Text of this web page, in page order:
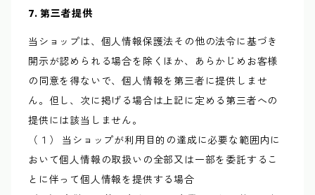
7. 第三者提供
当ショップは、個人情報保護法その他の法令に基づき
開示が認められる場合を除くほか、あらかじめお客様
の同意を得ないで、個人情報を第三者に提供しませ
ん。但し、次に掲げる場合は上記に定める第三者への
提供には該当しません。
（１） 当ショップが利用目的の達成に必要な範囲内に
おいて個人情報の取扱いの全部又は一部を委託するこ
とに伴って個人情報を提供する場合